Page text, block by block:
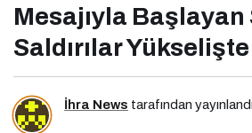
Mesajıyla Başlayan
Saldırılar Yükselişte
İhra News tarafından yayınlandı